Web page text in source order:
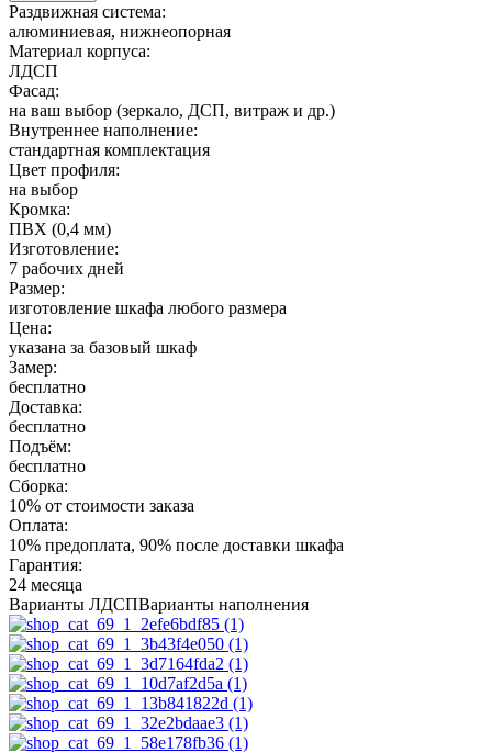
Раздвижная система:
алюминиевая, нижнеопорная
Материал корпуса:
ЛДСП
Фасад:
на ваш выбор (зеркало, ДСП, витраж и др.)
Внутреннее наполнение:
стандартная комплектация
Цвет профиля:
на выбор
Кромка:
ПВХ (0,4 мм)
Изготовление:
7 рабочих дней
Размер:
изготовление шкафа любого размера
Цена:
указана за базовый шкаф
Замер:
бесплатно
Доставка:
бесплатно
Подъём:
бесплатно
Сборка:
10% от стоимости заказа
Оплата:
10% предоплата, 90% после доставки шкафа
Гарантия:
24 месяца
Варианты ЛДСПВарианты наполнения